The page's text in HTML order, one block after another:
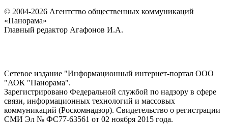
© 2004-2026 Агентство общественных коммуникаций
«Панорама»
Главный редактор Агафонов И.А.
Сетевое издание "Информационный интернет-портал ООО
"АОК "Панорама".
Зарегистрировано Федеральной службой по надзору в сфере
связи, информационных технологий и массовых
коммуникаций (Роскомнадзор). Cвидетельство о регистрации
СМИ Эл № ФС77-63561 от 02 ноября 2015 года.